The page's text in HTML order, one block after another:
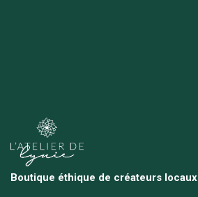
Boutique éthique de créateurs locaux